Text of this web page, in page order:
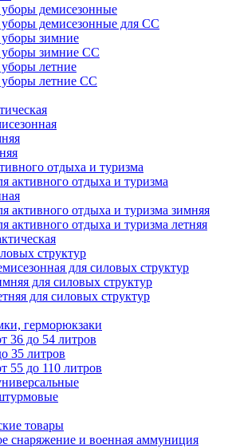
демисезонные
демисезонные для СС
зимние
зимние СС
летние
летние СС
отдыха и туризма
активного отдыха и туризма
активного отдыха и туризма зимняя
активного отдыха и туризма летняя
структур
для силовых структур
для силовых структур
для силовых структур
герморюкзаки
36 до 54 литров
35 литров
55 до 110 литров
товары
снаряжение и военная аммуниция